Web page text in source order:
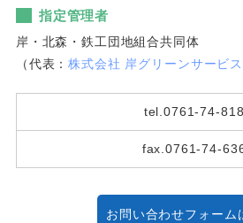
指定管理者
岸・北森・鉄工団地組合共同体
（代表：株式会社 岸グリーンサービス
tel.0761-74-
fax.0761-74-
お問い合わせフォーム